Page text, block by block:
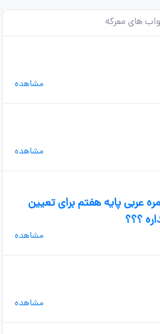
های معرکه
مشاهده
مشاهده
عربی پایه هفتم برای تعیین
؟؟؟
مشاهده
مشاهده